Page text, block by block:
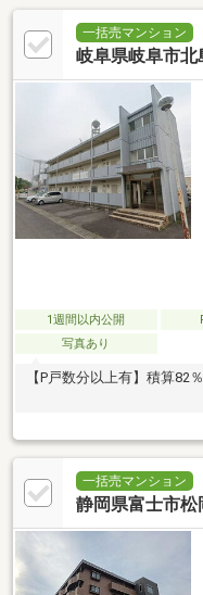
一括売マンション
岐阜県岐阜市
1週間以内公開
写真あり
【P戸数分以上有】積算82
一括売マンション
静岡県富士市松